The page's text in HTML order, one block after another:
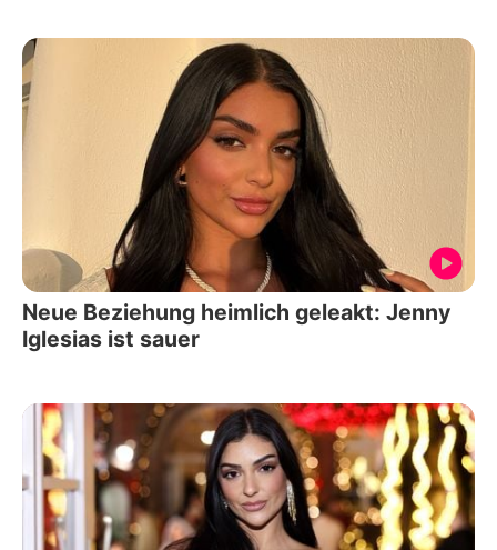
Neue Beziehung heimlich geleakt: Jenny
Iglesias ist sauer